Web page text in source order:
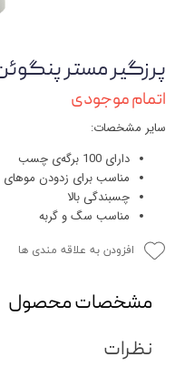
پرزگیر مستر
اتمام موجودی
سایر مشخصات:
دارای 100 برگه‌ی چسب
مناسب برای زدودن موهای
چسبندگی بالا
مناسب سگ و گربه
افزودن به علاقه مندی ها
مشخصات محصول
نظرات